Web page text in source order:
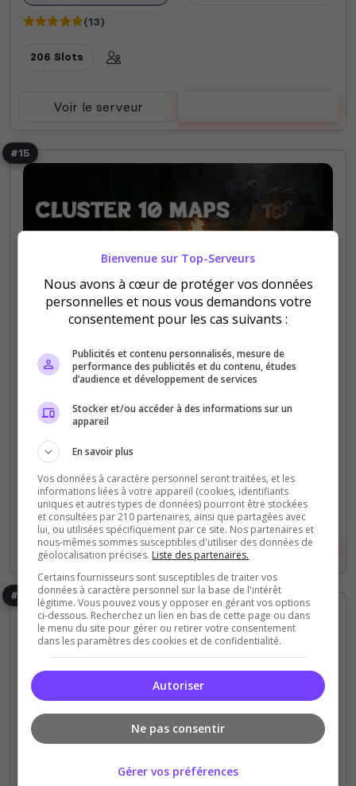
(13)
206 Slots
Voir le serveur
#15
TCF - The CampFire
Serveur PvE Crossplay | 🗺️ 10 Maps | 🛠️ Mods |
Plugins | 🦕 Dinos lvl 150 | 🎁 Starter pack |🔥
Évents réguliers |​ 🎯 Quêtes | 🛒 Shop | 👥 staff
928
700 Slots
Voir le serveur Voter
#16
PVE Lost Colony Fun
Hexilark
HEXILARK • 🌍 PC/Xbox/PS • Gameplay Vanilla+
Bienvenue sur Top-Serveurs
Nous avons à cœur de protéger vos données
personnelles et nous vous demandons votre
consentement pour les cas suivants :
Publicités et contenu personnalisés, mesure de
performance des publicités et du contenu, études
d’audience et développement de services
Stocker et/ou accéder à des informations sur un
appareil
En savoir plus
Vos données à caractère personnel seront traitées, et les
informations liées à votre appareil (cookies, identifiants
uniques et autres types de données) pourront être stockées
et consultées par 210 partenaires, ainsi que partagées avec
lui, ou utilisées spécifiquement par ce site. Nos partenaires et
nous-mêmes sommes susceptibles d'utiliser des données de
géolocalisation précises. Liste des partenaires.
Certains fournisseurs sont susceptibles de traiter vos
données à caractère personnel sur la base de l'intérêt
légitime. Vous pouvez vous y opposer en gérant vos options
ci-dessous. Recherchez un lien en bas de cette page ou dans
le menu du site pour gérer ou retirer votre consentement
dans les paramètres des cookies et de confidentialité.
Autoriser
Ne pas consentir
Gérer vos préférences